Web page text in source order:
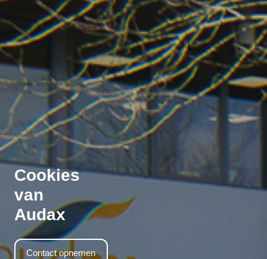
Cookies
van
Audax
Contact opnemen